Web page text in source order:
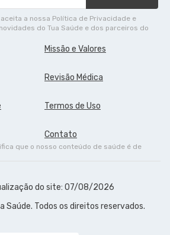
a nossa Política de Privacidade e
do Tua Saúde e dos parceiros do
Missão e Valores
Revisão Médica
Termos de Uso
Contato
que o nosso conteúdo de saúde é de
do site: 07/08/2026
Todos os direitos reservados.